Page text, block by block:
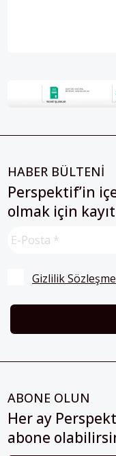
HABER BÜLTENİ
Perspektif’in
olmak için
Gizlilik
ABONE OLUN
Her ay
abone